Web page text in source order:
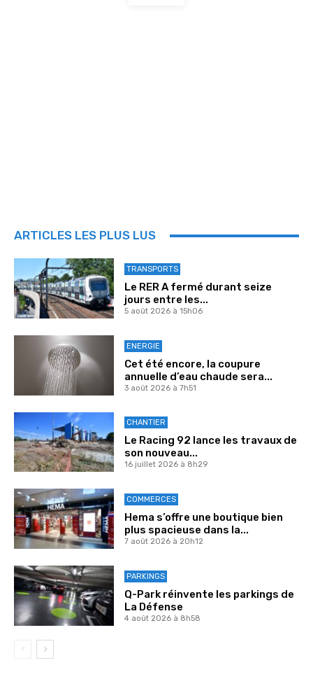
ARTICLES LES PLUS LUS
TRANSPORTS
Le RER A fermé durant seize
jours entre les...
5 août 2026 à 15h06
ENERGIE
Cet été encore, la coupure
annuelle d’eau chaude sera...
3 août 2026 à 7h51
CHANTIER
Le Racing 92 lance les travaux de
son nouveau...
16 juillet 2026 à 8h29
COMMERCES
Hema s’offre une boutique bien
plus spacieuse dans la...
7 août 2026 à 20h12
PARKINGS
Q-Park réinvente les parkings de
La Défense
4 août 2026 à 8h58